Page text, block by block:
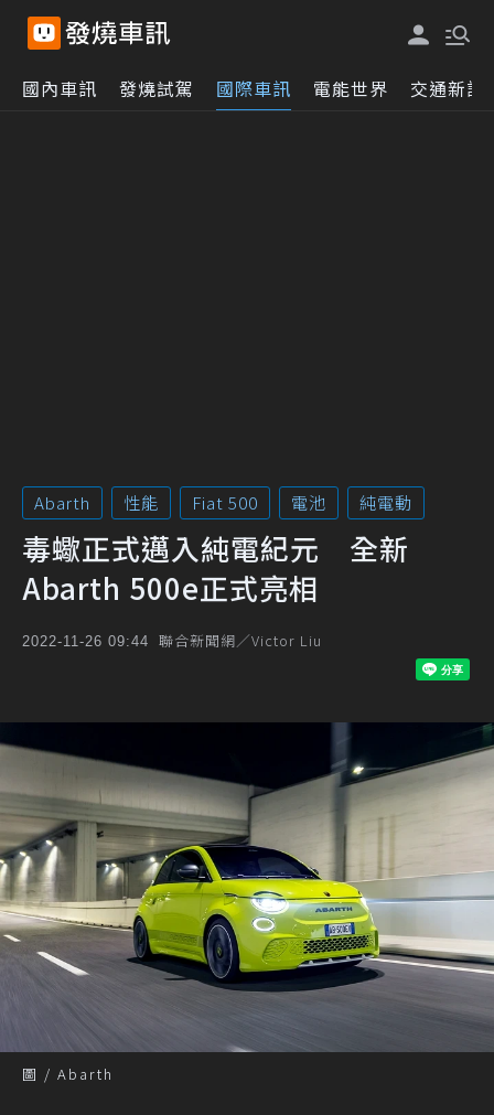
國內車訊 發燒試駕 國際車訊 電能世界 交通新訊
Abarth 性能 Fiat 500 電池 純電動
毒蠍正式邁入純電紀元 全新
Abarth 500e正式亮相
2022-11-26 09:44 聯合新聞網／Victor Liu
圖 / Abarth